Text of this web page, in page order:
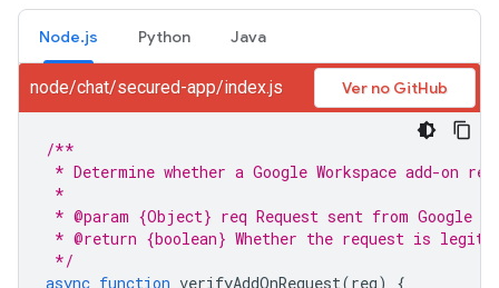
Node.js Python Java
node/chat/secured-app/index.js Ver no GitHub
/**
* Determine whether a Google Workspace add-on
*
* @param {Object} req Request sent from Google
* @return {boolean} Whether the request is
*/
async function verifyAddOnRequest(req) {